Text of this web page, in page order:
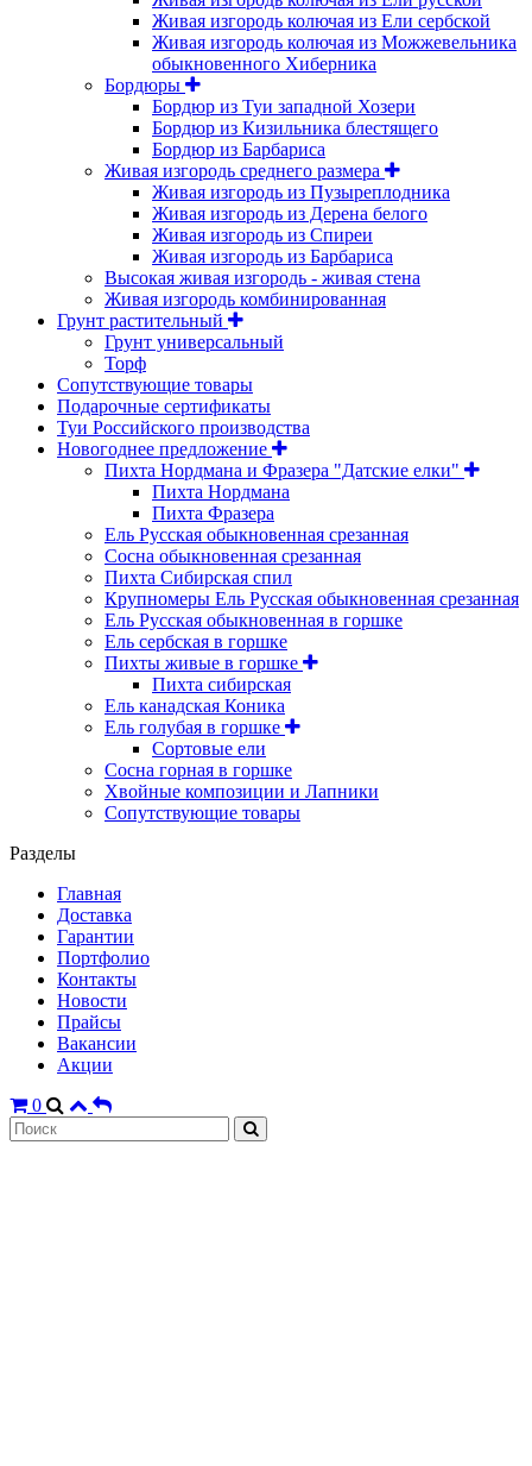
Живая изгородь колючая из Ели сербской
Живая изгородь колючая из Можжевельника
обыкновенного Хиберника
Бордюры
Бордюр из Туи западной Хозери
Бордюр из Кизильника блестящего
Бордюр из Барбариса
Живая изгородь среднего размера
Живая изгородь из Пузыреплодника
Живая изгородь из Дерена белого
Живая изгородь из Спиреи
Живая изгородь из Барбариса
Высокая живая изгородь - живая стена
Живая изгородь комбинированная
Грунт растительный
Грунт универсальный
Торф
Сопутствующие товары
Подарочные сертификаты
Туи Российского производства
Новогоднее предложение
Пихта Нордмана и Фразера "Датские елки"
Пихта Нордмана
Пихта Фразера
Ель Русская обыкновенная срезанная
Сосна обыкновенная срезанная
Пихта Сибирская спил
Крупномеры Ель Русская обыкновенная срезанная
Ель Русская обыкновенная в горшке
Ель сербская в горшке
Пихты живые в горшке
Пихта сибирская
Ель канадская Коника
Ель голубая в горшке
Сортовые ели
Сосна горная в горшке
Хвойные композиции и Лапники
Сопутствующие товары
Разделы
Главная
Доставка
Гарантии
Портфолио
Контакты
Новости
Прайсы
Вакансии
Акции
0